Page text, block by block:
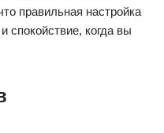
правильная настройка
спокойствие, когда вы